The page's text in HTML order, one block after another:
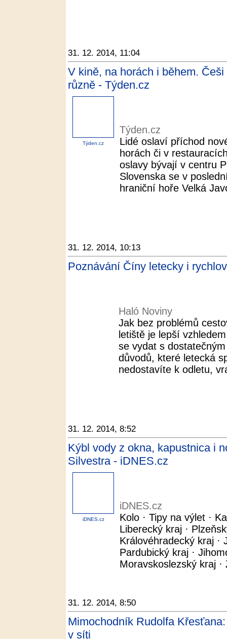
31. 12. 2014, 11:04
V kině, na horách i během.
různě - Týden.cz
Týden.cz
Týden.cz
Lidé oslaví příchod
horách či v
oslavy bývají v centru
Slovenska se v
hraniční hoře Velká
31. 12. 2014, 10:13
Poznávání Číny letecky i
Haló Noviny
Jak bez problémů
letiště je lepší
se vydat s
důvodů, které letecká
nedostavíte k odletu,
31. 12. 2014, 8:52
Kýbl vody z okna, kapustnica i
Silvestra - iDNES.cz
iDNES.cz
iDNES.cz
Kolo · Tipy na výlet ·
Liberecký kraj ·
Královéhradecký kraj ·
Pardubický kraj ·
Moravskoslezský kraj
31. 12. 2014, 8:50
Mimochodník Rudolfa
v síti